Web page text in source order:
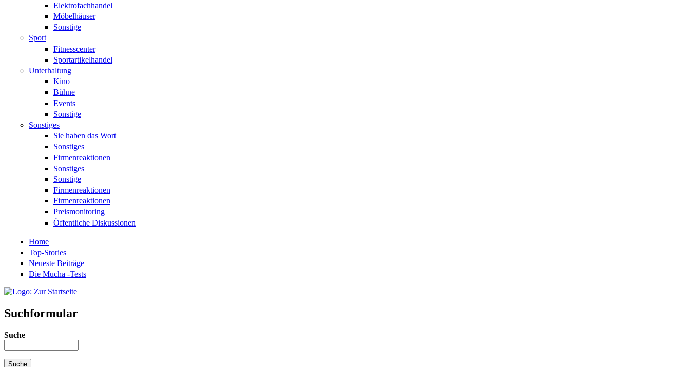
Elektrofachhandel
Möbelhäuser
Sonstige
Sport
Fitnesscenter
Sportartikelhandel
Unterhaltung
Kino
Bühne
Events
Sonstige
Sonstiges
Sie haben das Wort
Sonstiges
Firmenreaktionen
Sonstiges
Sonstige
Firmenreaktionen
Firmenreaktionen
Preismonitoring
Öffentliche Diskussionen
Home
Top-Stories
Neueste Beiträge
Die Mucha -Tests
Suchformular
Suche